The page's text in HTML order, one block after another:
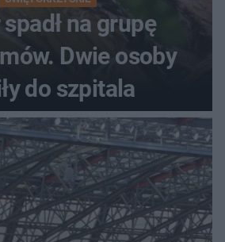
na grupę
Dwie osoby
do szpitala